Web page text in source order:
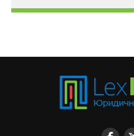
Посудіть самі – в
Європейського Союзу
причому 80 мільярдів
транспортовано через
дуже некомфортним для